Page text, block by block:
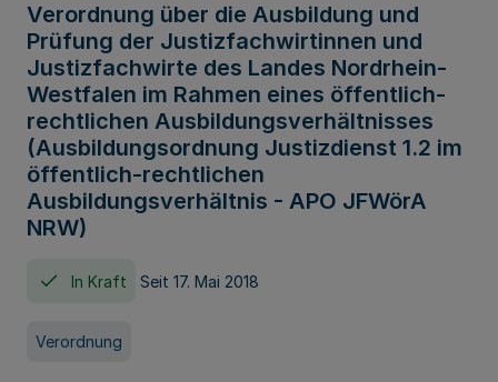
Verordnung über die Ausbildung und
Prüfung der Justizfachwirtinnen und
Justizfachwirte des Landes Nordrhein-
Westfalen im Rahmen eines öffentlich-
rechtlichen Ausbildungsverhältnisses
(Ausbildungsordnung Justizdienst 1.2 im
öffentlich-rechtlichen
Ausbildungsverhältnis - APO JFWörA
NRW)
In Kraft Seit 17. Mai 2018
Verordnung